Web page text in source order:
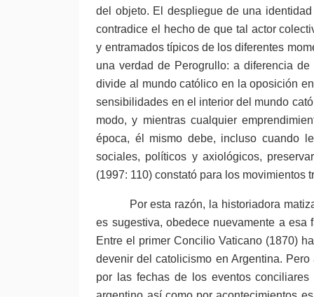
del objeto. El despliegue de una
contradice el hecho de que tal actor
y entramados típicos de los diferentes
una verdad de Perogrullo: a diferencia
divide al mundo católico en la oposición
sensibilidades en el interior del mundo
modo, y mientras cualquier
época, él mismo debe, incluso cuando
sociales, políticos y axiológicos,
(1997: 110) constató para los
Por esta razón, la historiadora
es sugestiva, obedece nuevamente a
Entre el primer Concilio Vaticano (1870)
devenir del catolicismo en Argentina.
por las fechas de los eventos